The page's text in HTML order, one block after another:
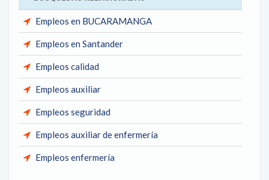
Empleos en BUCARAMANGA
Empleos en Santander
Empleos calidad
Empleos auxiliar
Empleos seguridad
Empleos auxiliar de enfermería
Empleos enfermería